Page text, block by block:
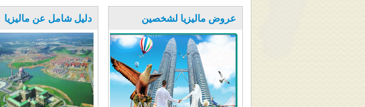
دليل شامل عن ماليزيا عروض ماليزيا لشخصين